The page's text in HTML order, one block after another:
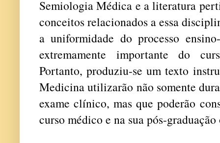
Semiologia Médica e a literatura
conceitos relacionados a essa
a uniformidade do processo
extremamente importante do
Portanto, produziu-se um texto
Medicina utilizarão não somente
exame clínico, mas que poderão
curso médico e na sua pós-